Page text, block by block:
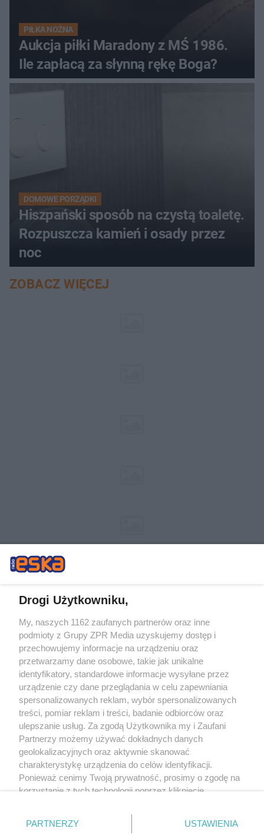
PIŁKA NOŻNA
Aukcja piłki Maradony z MŚ 1986.
Ile zapłacą za słynną rękę Boga?
DOMOWE PORZĄDKI
Hiszpański sposób na czystą toaletę.
Rozpuszcza kamień i osady przez
noc
ZOBACZ WIĘCEJ
Żaden utwór zamieszczony w serwisie nie może być powielany i
rozpowszechniany lub dalej rozpowszechniany w jakikolwiek sposób (w
tym także elektroniczny lub mechaniczny) na jakimkolwiek polu
eksploatacji w jakiejkolwiek formie, włącznie z umieszczaniem w Internecie
bez pisemnej zgody właściciela praw. Jakiekolwiek użycie lub
wykorzystanie utworów w całości lub w części z naruszeniem prawa, tzn.
bez właściwej zgody, jest zabronione pod groźbą kary i może być ścigane
prawnie.
O nas
Drogi Użytkowniku,
My, naszych 1162 zaufanych partnerów oraz inne
podmioty z Grupy ZPR Media uzyskujemy dostęp i
przechowujemy informacje na urządzeniu oraz
przetwarzamy dane osobowe, takie jak unikalne
identyfikatory, standardowe informacje wysyłane przez
urządzenie czy dane przeglądania w celu zapewniania
spersonalizowanych reklam, wybór spersonalizowanych
treści, pomiar reklam i treści, badanie odbiorców oraz
ulepszanie usług. Za zgodą Użytkownika my i Zaufani
Partnerzy możemy używać dokładnych danych
geolokalizacyjnych oraz aktywnie skanować
charakterystykę urządzenia do celów identyfikacji.
Ponieważ cenimy Twoją prywatność, prosimy o zgodę na
korzystanie z tych technologii poprzez kliknięcie
zmienić/wycofać klikając przycisk ustawień prywatności
znajdujący się w lewym dolnym rogu strony
PARTNERZY USTAWIENIA